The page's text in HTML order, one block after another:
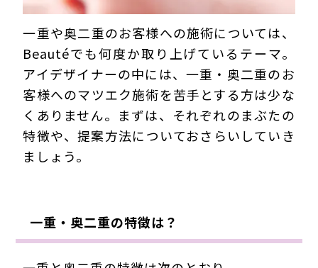
一重や奥二重のお客様への施術については、
Beautéでも何度か取り上げているテーマ。
アイデザイナーの中には、一重・奥二重のお
客様へのマツエク施術を苦手とする方は少な
くありません。まずは、それぞれのまぶたの
特徴や、提案方法についておさらいしていき
ましょう。
一重・奥二重の特徴は？